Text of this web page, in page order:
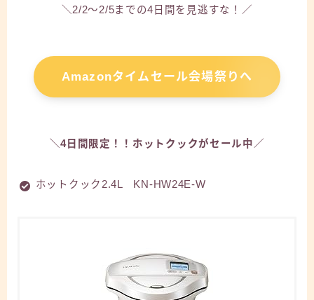
＼2/2～2/5までの4日間を見逃すな！／
Amazonタイムセール会場祭りへ
＼4日間限定！！ホットクックがセール中／
ホットクック2.4L KN-HW24E-W